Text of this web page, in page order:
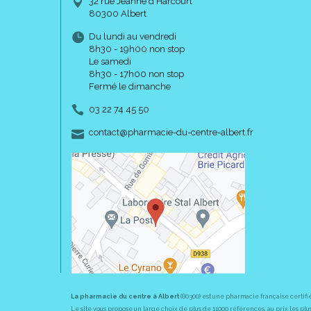
80300 Albert
Du lundi au vendredi
8h30 - 19h00 non stop
Le samedi
8h30 - 17h00 non stop
Fermé le dimanche
03 22 74 45 50
contact-
@-
pharmacie-du-centre-albert.fr
La pharmacie du centre à Albert(80300) est une pharmacie française
Le site vous propose un large choix de plus de 11000 références, au prix les